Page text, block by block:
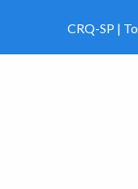
CRQ-SP |